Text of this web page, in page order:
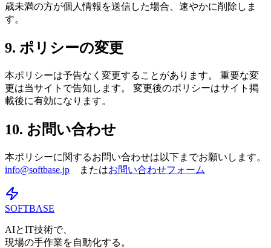
歳未満の方が個人情報を送信した場合、速やかに削除しま
す。
9. ポリシーの変更
本ポリシーは予告なく変更することがあります。 重要な変
更は当サイトで告知します。 変更後のポリシーはサイト掲
載後に有効になります。
10. お問い合わせ
本ポリシーに関するお問い合わせは以下までお願いします。
info@softbase.jp またはお問い合わせフォーム
SOFTBASE
AIとIT技術で、
現場の手作業を自動化する。